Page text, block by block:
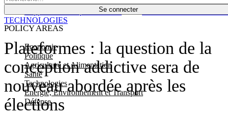
Se connecter
POLICY AREAS
Economie
Politique
Agriculture et Alimentation
Santé
Technologies
Energie, Environnement et Transport
Défense
Économie
Plateformes : la question de la
conception addictive sera de
nouveau abordée après les
élections
TECHNOLOGIES